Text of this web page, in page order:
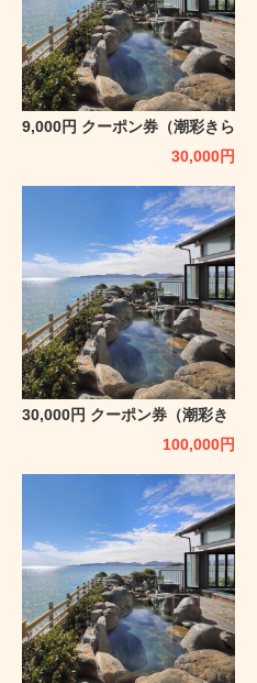
9,000円 クーポン券（潮彩きら
30,000円
30,000円 クーポン券（潮彩き
100,000円